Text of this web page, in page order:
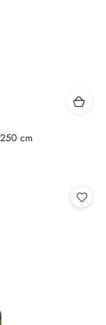
cm